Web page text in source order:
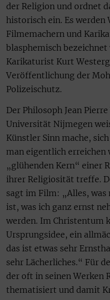
der Religion und ordnet
historisch ein. Es werden
Filmemachern und
blasphemisch bezeichnet
Karikaturist Kurt
Veröffentlichung der
Polizeischutz.
Der Philosoph Jean
Universität Nijmegen
Künstler Sinn mache,
man eigentlich erreichen
„glühenden Kern“ einer
ihrer Religiosität treffe.
sagt im Film: „Alles,
ist, was ich ganz ernst
werden. Im Christentum
Ursprungsidee, ein
das ist etwas sehr
sehr Lächerliches.“ Für
der oft in seinen Werken
thematisiert und damit